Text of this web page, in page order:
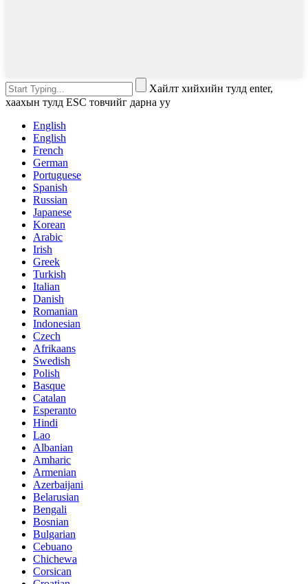
Хайлт хийхийн тулд enter,
хаахын тулд ESC товчийг дарна уу
English
English
French
German
Portuguese
Spanish
Russian
Japanese
Korean
Arabic
Irish
Greek
Turkish
Italian
Danish
Romanian
Indonesian
Czech
Afrikaans
Swedish
Polish
Basque
Catalan
Esperanto
Hindi
Lao
Albanian
Amharic
Armenian
Azerbaijani
Belarusian
Bengali
Bosnian
Bulgarian
Cebuano
Chichewa
Corsican